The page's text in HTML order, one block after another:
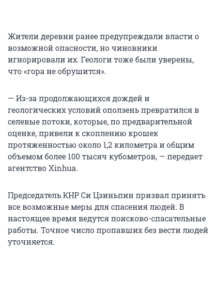
Жители деревни ранее предупреждали власти о
возможной опасности, но чиновники
игнорировали их. Геологи тоже были уверены,
что «гора не обрушится».
— Из-за продолжающихся дождей и
геологических условий оползень превратился в
селевые потоки, которые, по предварительной
оценке, привели к скоплению крошек
протяженностью около 1,2 километра и общим
объемом более 100 тысяч кубометров, — передает
агентство Xinhua.
Председатель КНР Си Цзиньпин призвал принять
все возможные меры для спасения людей. В
настоящее время ведутся поисково-спасательные
работы. Точное число пропавших без вести людей
уточняется.